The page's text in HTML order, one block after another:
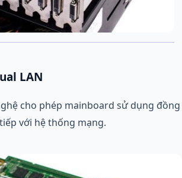
LAN
cho phép mainboard sử dụng đồng
với hệ thống mạng.